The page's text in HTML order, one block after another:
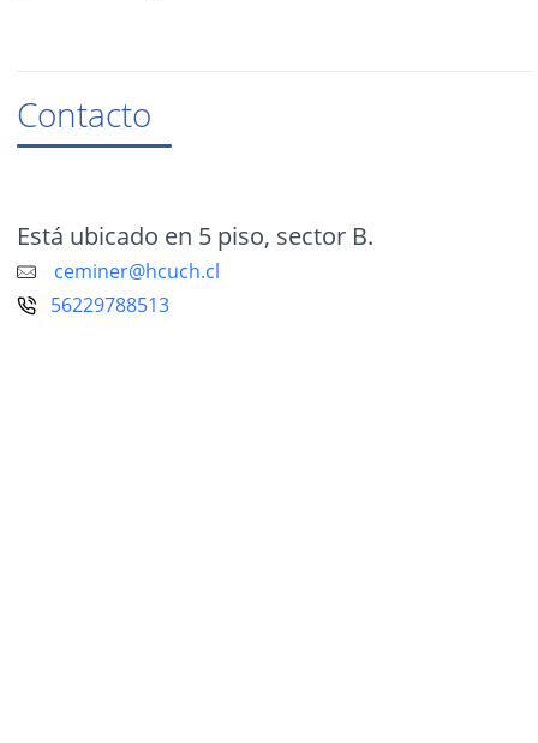
Contacto
Está ubicado en 5 piso, sector B.
ceminer@hcuch.cl
56229788513